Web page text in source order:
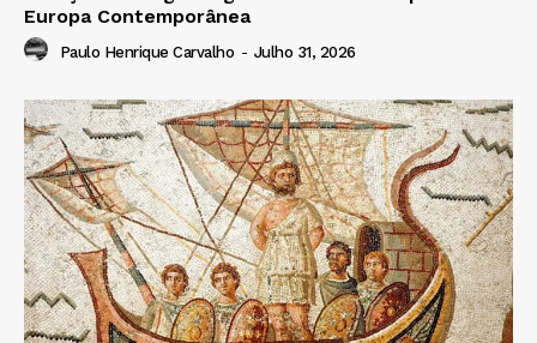
Europa Contemporânea
Paulo Henrique Carvalho - Julho 31, 2026